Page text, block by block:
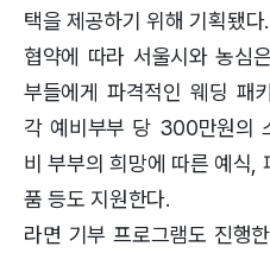
택을 제공하기 위해 기획됐다.
협약에 따라 서울시와 농심
부들에게 파격적인 웨딩 패
각 예비부부 당 300만원의
비 부부의 희망에 따른 예식,
품 등도 지원한다.
라면 기부 프로그램도 진행